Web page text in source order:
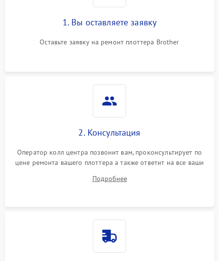
1. Вы оставляете заявку
Оставьте заявку на ремонт плоттера Brother
2. Консультация
Оператор колл центра позвонит вам, проконсультирует по
цене ремонта вашего плоттера а также ответит на все ваши
Подробнее